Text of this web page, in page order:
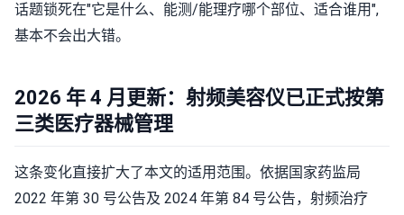
话题锁死在"它是什么、能测/能理疗哪个部位、适合谁用",
基本不会出大错。
2026 年 4 月更新：射频美容仪已正式按第
三类医疗器械管理
这条变化直接扩大了本文的适用范围。依据国家药监局
2022 年第 30 号公告及 2024 年第 84 号公告，射频治疗